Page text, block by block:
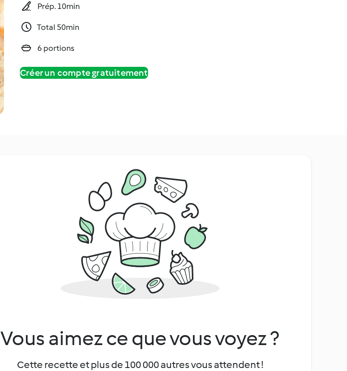
Prép. 10min
Total 50min
6 portions
Créer un compte gratuitement
Vous aimez ce que vous voyez ?
Cette recette et plus de 100 000 autres vous attendent !